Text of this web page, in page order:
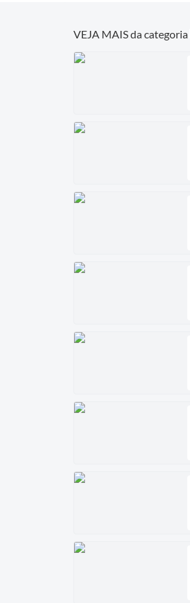
VEJA MAIS da categoria